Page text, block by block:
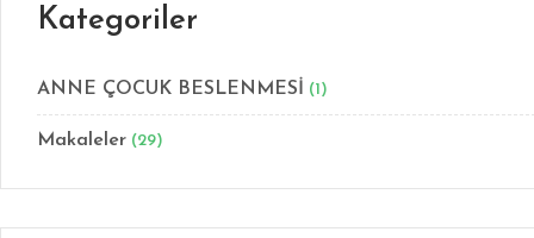
Kategoriler
ANNE ÇOCUK BESLENMESİ (1)
Makaleler (29)